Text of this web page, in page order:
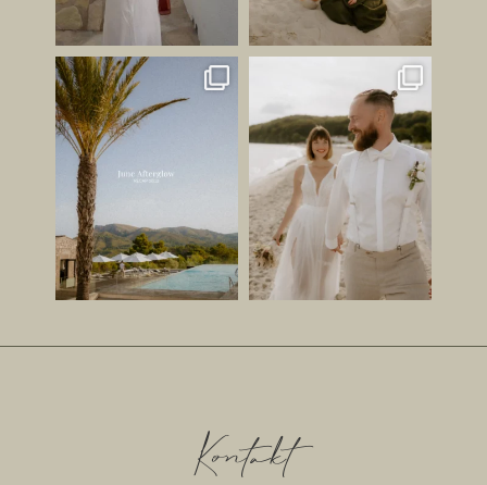
JUNI GEFÜHL ✨
Ihr wisst ja, dass ich schon
149
HABT IHR LUST AUF EINEN
STRANDSPAZIERGANG AN
EUREM...
212 23
Kontakt